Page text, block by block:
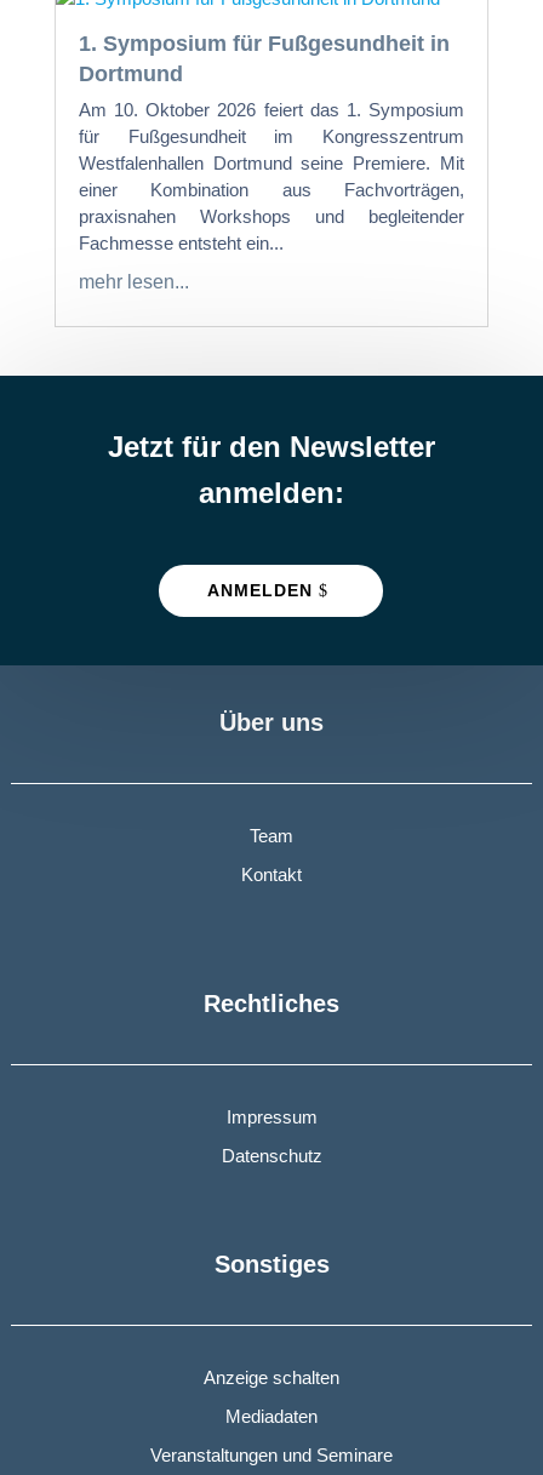
1. Symposium für Fußgesundheit in
Dortmund
Am 10. Oktober 2026 feiert das 1. Symposium
für Fußgesundheit im Kongresszentrum
Westfalenhallen Dortmund seine Premiere. Mit
einer Kombination aus Fachvorträgen,
praxisnahen Workshops und begleitender
Fachmesse entsteht ein...
mehr lesen...
Jetzt für den Newsletter
anmelden:
ANMELDEN
Über uns
Team
Kontakt
Rechtliches
Impressum
Datenschutz
Sonstiges
Anzeige schalten
Mediadaten
Veranstaltungen und Seminare